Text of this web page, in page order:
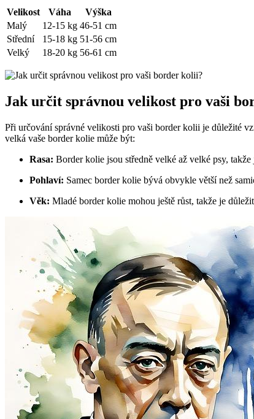
Velikost Váha
Výška
Malý
12-15 kg 46-51 cm
Střední
15-18 kg 51-56 cm
Velký
18-20 kg 56-61 cm
Jak určit správnou velikost pro vaši
Při určování správné velikosti pro vaši border kolii je důležité
velká vaše border kolie může být:
Rasa: Border kolie jsou středně velké až velké psy,
Pohlaví: Samec border kolie bývá obvykle větší než
Věk: Mladé border kolie mohou ještě růst, takže je